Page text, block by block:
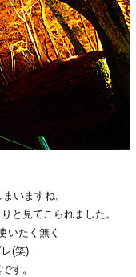
いますね。
と見てこられました。
いたく無く
(笑)
す。